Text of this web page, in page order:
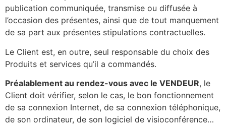
publication communiquée, transmise ou diffusée à
l’occasion des présentes, ainsi que de tout manquement
de sa part aux présentes stipulations contractuelles.
Le Client est, en outre, seul responsable du choix des
Produits et services qu’il a commandés.
Préalablement au rendez-vous avec le VENDEUR, le
Client doit vérifier, selon le cas, le bon fonctionnement
de sa connexion Internet, de sa connexion téléphonique,
de son ordinateur, de son logiciel de visioconférence…